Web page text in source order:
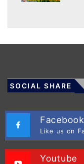
SOCIAL SHARE
Facebook
Like us on
Youtube